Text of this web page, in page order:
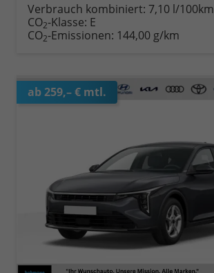
Verbrauch kombiniert: 7,10 l/100km
CO2-Klasse: E
CO2-Emissionen: 144,00 g/km
ab 259,– € mtl.